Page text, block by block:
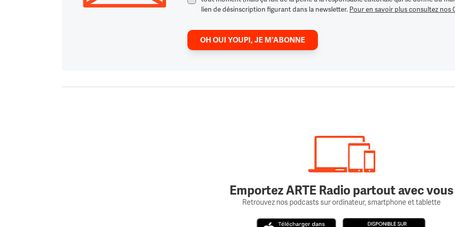
lien de désinscription figurant dans la newsletter. Pour en savoir plus consultez nos
OH OUI YOUPI, JE M'ABONNE
Emportez ARTE Radio partout avec vous
Retrouvez nos podcasts sur ordinateur, smartphone et tablette